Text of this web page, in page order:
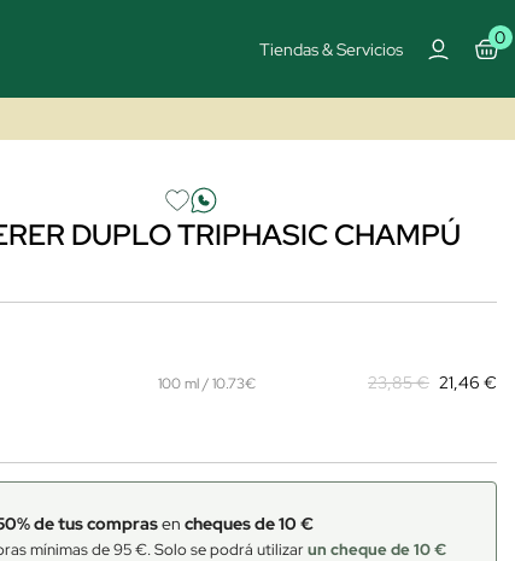
Tiendas & Servicios
0
DUPLO TRIPHASIC CHAMPÚ
100 ml / 10.73€ 23,85 € 21,46 €
de tus comprasen cheques de 10 €
mínimas de 95 €. Solo se podrá utilizarun cheque de 10 €